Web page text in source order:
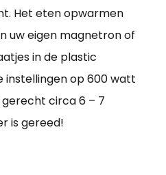
Het eten opwarmen
uw eigen magnetron of
in de plastic
instellingen op 600 watt
circa 6 – 7
is gereed!